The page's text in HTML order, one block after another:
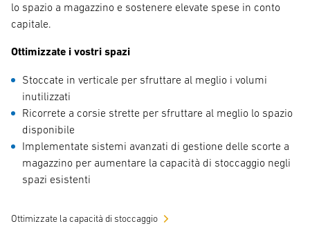
lo spazio a magazzino e sostenere elevate spese in conto
capitale.
Ottimizzate i vostri spazi
Stoccate in verticale per sfruttare al meglio i volumi
inutilizzati
Ricorrete a corsie strette per sfruttare al meglio lo spazio
disponibile
Implementate sistemi avanzati di gestione delle scorte a
magazzino per aumentare la capacità di stoccaggio negli
spazi esistenti
Ottimizzate la capacità di stoccaggio